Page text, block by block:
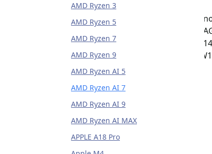
AMD Ryzen 3
AMD Ryzen 5
AMD Ryzen 7
AMD Ryzen 9
AMD Ryzen AI 5
AMD Ryzen AI 7
AMD Ryzen AI 9
AMD Ryzen AI MAX
APPLE A18 Pro